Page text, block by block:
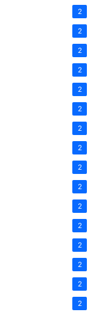
2
2
2
2
2
2
2
2
2
2
2
2
2
2
2
2